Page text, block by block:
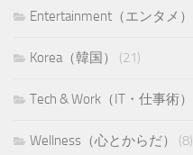
Entertainment（エンタメ）
Korea（韓国） (21)
Tech & Work（IT・仕事術）
Wellness（心とからだ） (8)